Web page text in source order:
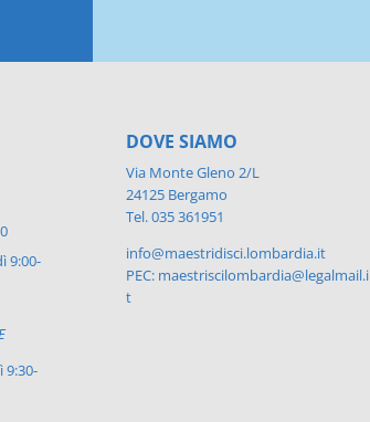
9:00-
9:30-
DOVE SIAMO
Via Monte Gleno 2/L
24125 Bergamo
Tel. 035 361951
info@maestridisci.lombardia.it
PEC: maestriscilombardia@legalmail.i
t